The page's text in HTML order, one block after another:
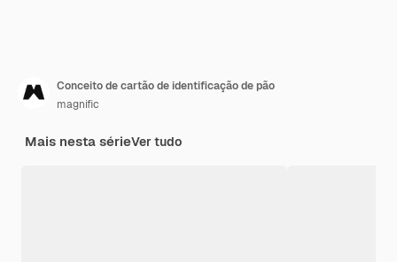
Conceito de cartão de identificação de pão
magnific
Mais nesta sérieVer tudo